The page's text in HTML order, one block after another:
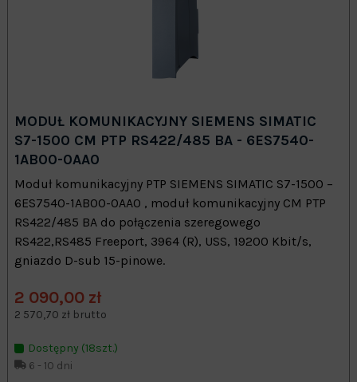
MODUŁ KOMUNIKACYJNY SIEMENS SIMATIC
S7-1500 CM PTP RS422/485 BA - 6ES7540-
1AB00-0AA0
Moduł komunikacyjny PTP SIEMENS SIMATIC S7-1500 –
6ES7540-1AB00-0AA0 , moduł komunikacyjny CM PTP
RS422/485 BA do połączenia szeregowego
RS422,RS485 Freeport, 3964 (R), USS, 19200 Kbit/s,
gniazdo D-sub 15-pinowe.
2 090,00 zł
2 570,70 zł brutto
Dostępny (18szt.)
6 - 10 dni